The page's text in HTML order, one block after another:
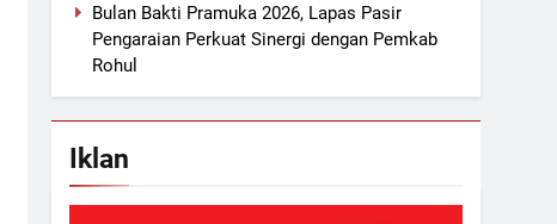
Bulan Bakti Pramuka 2026, Lapas Pasir
Pengaraian Perkuat Sinergi dengan Pemkab
Rohul
Iklan